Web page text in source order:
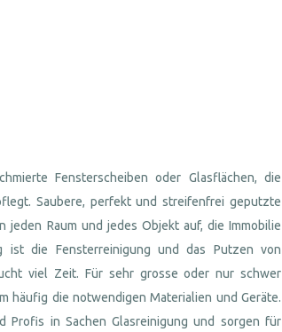
Fensterscheiben oder Glasflächen, die
Saubere, perfekt und streifenfrei geputzte
jeden Raum und jedes Objekt auf, die Immobilie
ist die Fensterreinigung und das Putzen von
viel Zeit. Für sehr grosse oder nur schwer
häufig die notwendigen Materialien und Geräte.
Profis in Sachen Glasreinigung und sorgen für